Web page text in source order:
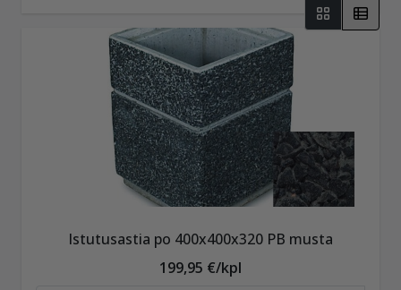
Istutusastia po 400x400x320 PB musta
199,95 €/kpl